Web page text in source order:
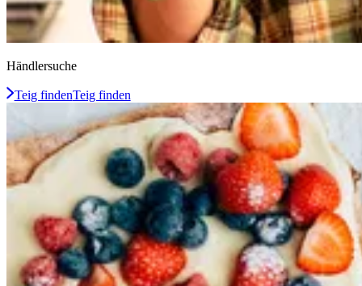
Händlersuche
Teig findenTeig finden